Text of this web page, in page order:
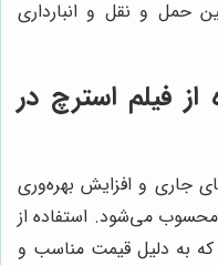
حمل و نقل و انبارداری
از فیلم استرچ در
جاری و افزایش بهره‌وری
می‌شود. استفاده از
به دلیل قیمت مناسب و